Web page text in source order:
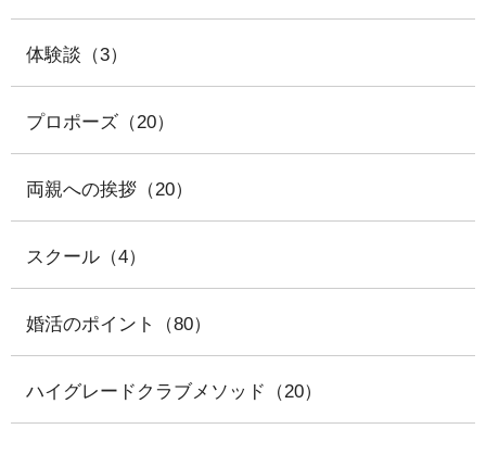
体験談（3）
プロポーズ（20）
両親への挨拶（20）
スクール（4）
婚活のポイント（80）
ハイグレードクラブメソッド（20）